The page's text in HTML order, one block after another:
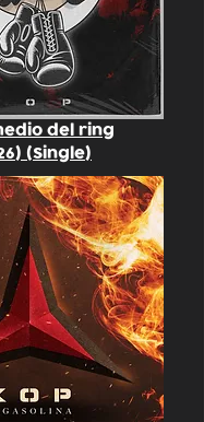
del ring
(Single)